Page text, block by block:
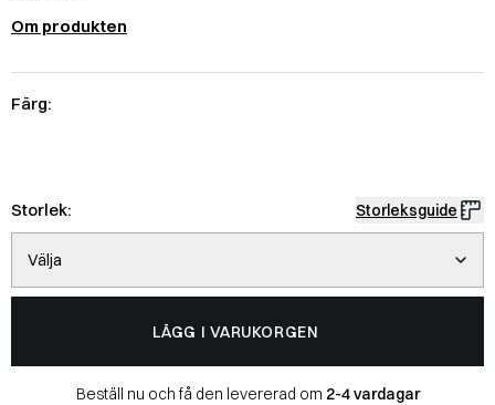
Om produkten
Färg:
Storlek: Storleksguide
Välja
LÄGG I VARUKORGEN
Beställ nu och få den levererad om 2-4 vardagar